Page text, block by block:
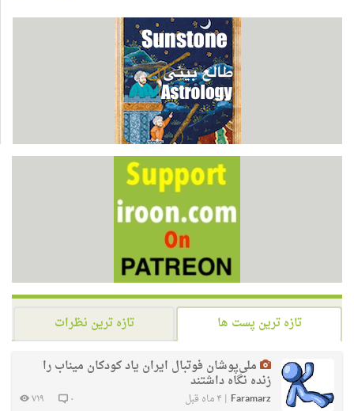
تازه ترین پست ها
تازه ترین نظرات
ملی‌پوشان فوتبال ایران یاد کودکان میناب را
زنده نگاه داشتند
Faramarz
| ۴ ماه قبل ۰
۷۱۹